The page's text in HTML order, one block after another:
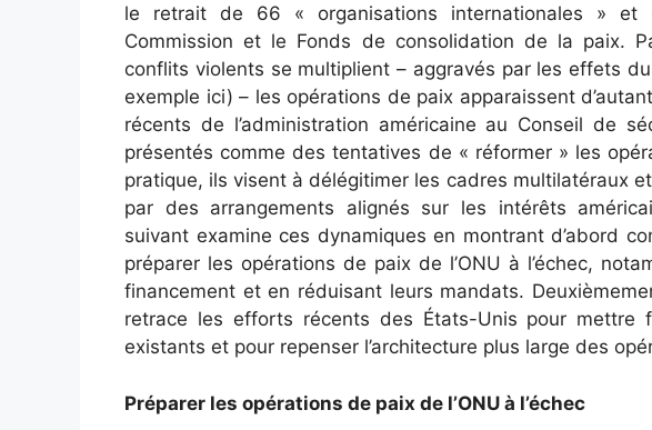
le retrait de 66 « organisations internationales » et
Commission et le Fonds de consolidation de la paix.
conflits violents se multiplient – ​​aggravés par les effets
exemple ici) – les opérations de paix apparaissent
récents de l’administration américaine au Conseil de
présentés comme des tentatives de « réformer » les
pratique, ils visent à délégitimer les cadres multilatéraux
par des arrangements alignés sur les intérêts
suivant examine ces dynamiques en montrant d’abord
préparer les opérations de paix de l’ONU à l’échec,
financement et en réduisant leurs mandats.
retrace les efforts récents des États-Unis pour mettre
existants et pour repenser l’architecture plus large des
Préparer les opérations de paix de l’ONU à l’échec